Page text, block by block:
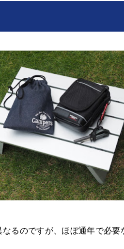
るのですが、ほぼ通年で必要